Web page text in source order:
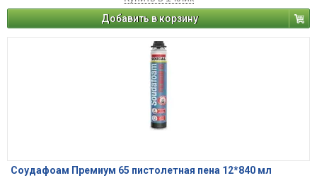
Добавить в корзину
Соудафоам Премиум 65 пистолетная пена 12*840 мл